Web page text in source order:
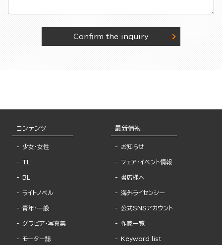
Confirm the inquiry
コンテンツ
少女・女性
TL
BL
ライトノベル
青年・一般
グラビア・写真集
モーター誌
最新情報
お知らせ
フェア・イベント情報
書店様へ
海外ライセンシー
公式SNSアカウント
作家一覧
Keyword list